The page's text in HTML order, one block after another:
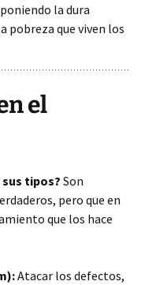
la dura
pobreza que viven los
el
sus tipos?Son
pero que en
que los hace
Atacar los defectos,